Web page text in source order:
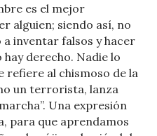
es el mejor
alguien; siendo así, no
inventar falsos y hacer
derecho. Nadie lo
refiere al chismoso de la
un terrorista, lanza
Una expresión
para que aprendamos